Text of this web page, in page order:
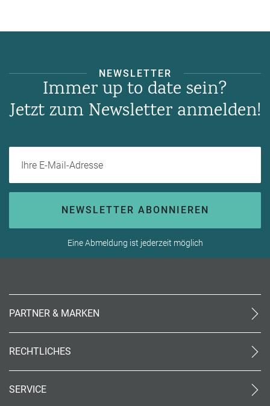
NEWSLETTER
Immer up to date sein?
Jetzt zum Newsletter anmelden!
NEWSLETTER ABONNIEREN
Eine Abmeldung ist jederzeit möglich
PARTNER & MARKEN
meinreisespezialist
Reiseland
OTTO Reisen
RECHTLICHES
Datenschutz
SERVICE